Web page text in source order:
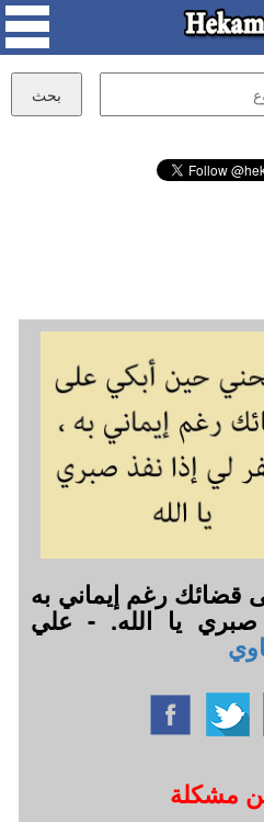
رغم إيماني به
يا الله. - علي
مشكلة